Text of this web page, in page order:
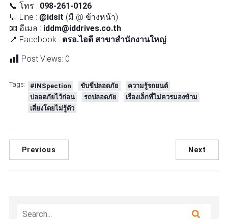
📞 โทร : 098-261-0126
💬 Line : @idsit (มี @ ข้างหน้า)
📧 อีเมล : iddm@iddrives.co.th
📍 Facebook : ตรอ.ไอดี สาขาสำนักงานใหญ่
Post Views: 0
Tags: #INSpection ขับขี่ปลอดภัย
ความรู้รถยนต์
ปลอดภัยไว้ก่อน
รถปลอดภัย
เรื่องเล็กที่ไม่ควรมองข้าม
เสี่ยงโดยไม่รู้ตัว
Previous Next